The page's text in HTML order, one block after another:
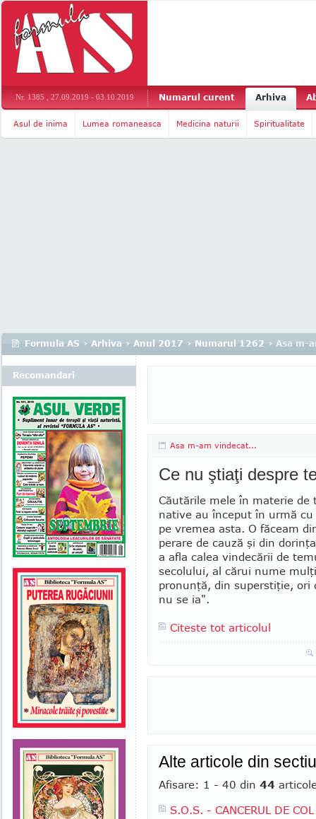
Nr. 1385 , 27.09.2019 - 03.10.2019 Numarul curent Arhiva
Asul de inima Lumea romaneasca Medicina naturii Spiritualitate
Formula AS › Arhiva › Anul 2017 › Numarul 1262 › Asa m-
Asa m-am vindecat...
Ce nu ştiaţi despre
Căutările mele în materie
na­tive au început în urmă
pe vremea asta. O făceam
perare de cauză şi din
a afla calea vindecării de
seco­lului, al cărui nume
pronunţă, din superstiţie, ori
nu se ia".
Citeste tot articolul
Alte articole din
Afisare: 1 - 40 din 44
S.O.S. - CANCERUL DE
Recomandari